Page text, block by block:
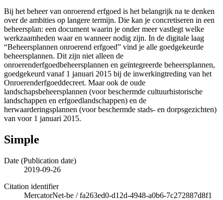
Bij het beheer van onroerend erfgoed is het belangrijk na te denken
over de ambities op langere termijn. Die kan je concretiseren in een
beheersplan: een document waarin je onder meer vastlegt welke
werkzaamheden waar en wanneer nodig zijn. In de digitale laag
“Beheersplannen onroerend erfgoed” vind je alle goedgekeurde
beheersplannen. Dit zijn niet alleen de
onroerenderfgoedbeheersplannen en geïntegreerde beheersplannen,
goedgekeurd vanaf 1 januari 2015 bij de inwerkingtreding van het
Onroerenderfgoeddecreet. Maar ook de oude
landschapsbeheersplannen (voor beschermde cultuurhistorische
landschappen en erfgoedlandschappen) en de
herwaarderingsplannen (voor beschermde stads- en dorpsgezichten)
van voor 1 januari 2015.
Simple
Date (Publication date)
2019-09-26
Citation identifier
MercatorNet-be /fa263ed0-d12d-4948-a0b6-7c272887d8f1